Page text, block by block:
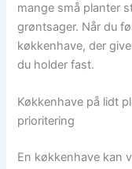
mange små planter
grøntsager. Når du
køkkenhave, der
du holder fast.
Køkkenhave på lidt
prioritering
En køkkenhave kan